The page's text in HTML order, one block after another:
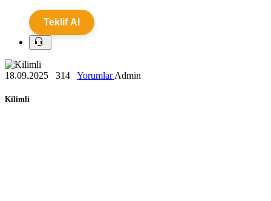
Teklif Al
18.09.2025 314 YorumlarAdmin
Kilimli